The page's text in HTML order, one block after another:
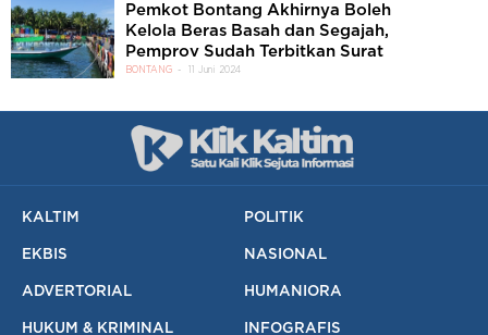
Pemkot Bontang Akhirnya Boleh
Kelola Beras Basah dan Segajah,
Pemprov Sudah Terbitkan Surat
BONTANG 11 Juni 2024
KALTIM POLITIK
EKBIS NASIONAL
ADVERTORIAL HUMANIORA
HUKUM & KRIMINAL INFOGRAFIS